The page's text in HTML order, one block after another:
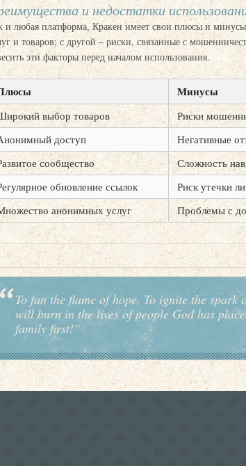
и недостатки
и любая платформа, Кракен имеет свои плюсы и
и товаров; с другой – риски, связанные с
эти факторы перед началом использования.
Минусы
выбор товаров
Риски
доступ
Негативные
сообщество
Сложность
обновление ссылок
Риск утечки
анонимных услуг
Проблемы с
To fan the flame of hope, To ignite the spark
will burn in the lives of people God has
family first!”